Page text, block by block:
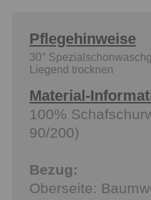
Pflegehinweise
30°
Liegend trocknen
Material-
100%
90/200)
Bezug:
Oberseite: